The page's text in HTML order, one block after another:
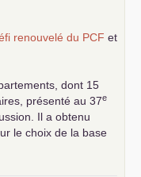
renouvelé du PCF et
dont 15
présenté au 37e
Il a obtenu
le choix de la base